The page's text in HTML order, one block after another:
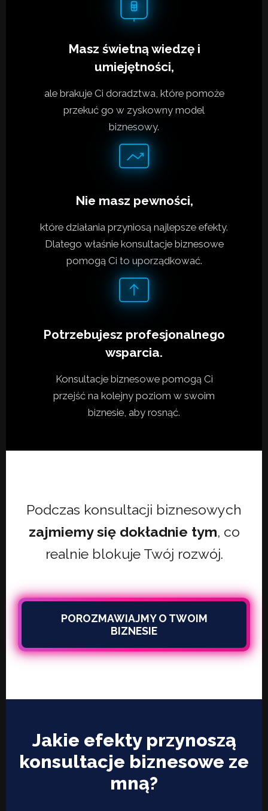
Masz świetną wiedzę i
umiejętności,
ale brakuje Ci doradztwa, które pomoże
przekuć go w zyskowny model
biznesowy.
Nie masz pewności,
które działania przyniosą najlepsze efekty.
Dlatego właśnie konsultacje biznesowe
pomogą Ci to uporządkować.
Potrzebujesz profesjonalnego
wsparcia.
Konsultacje biznesowe pomogą Ci
przejść na kolejny poziom w swoim
biznesie, aby rosnąć.
Podczas konsultacji biznesowych
zajmiemy się dokładnie tym, co
realnie blokuje Twój rozwój.
POROZMAWIAJMY O TWOIM
BIZNESIE
Jakie efekty przynoszą
konsultacje biznesowe ze
mną?